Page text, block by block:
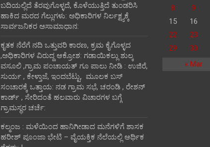
ಬದಿಯಲ್ಲಿದೆ ತೆರವುಗೊಳ್ಳದೆ, ಕೊಳೆಯುತ್ತಿದೆ ತುಂಡರಿಸಿ
ಹಾಕಿದ ಮರದ ಗೆಲ್ಲುಗಳು: ಅಧಿಕಾರಿಗಳ ನಿರ್ಲಕ್ಷ್ಯಕ್ಕೆ
ಸಾರ್ವಜನಿಕರ ಅಸಾಮಾಧಾನ:
ಕೃತಕ ನೆರೆಗೆ ನದಿ ಒತ್ತುವರಿ ಕಾರಣ, ಕ್ರಮ ಕೈಗೊಳ್ಳದ
,ಅಧಿಕಾರಿಗಳ ವಿರುದ್ದ ಆಕ್ರೋಶ: ಗಡಾಯಿಕಲ್ಲು ಶುಲ್ಕ
ವಸೂಲಿ ,ಗ್ರಾಮ ಪಂಚಾಯತ್ ಗೂ ಪಾಲು ನೀಡಿ : ಉಜಿರೆ,
ಸುರ್ಯ , ಕೇಳ್ತಾಜೆ, ಇಂದಬೆಟ್ಟು, ಮೂಲಕ ಬಸ್
ಸಂಚಾರಕ್ಕೆ ಒತ್ತಾಯ: ನಡ ಗ್ರಾಮ ಸಭೆ, ಚರಂಡಿ , ರೇಶನ್
ಕಾರ್ಡ್ , ಸೇರಿದಂತೆ ಹಲವಾರು ವಿಚಾರಗಳ ಬಗ್ಗೆ
ಗ್ರಾಮಸ್ಥರ ಚರ್ಚೆ:
ಕಲ್ಮಂಜ : ಮಳೆಯಿಂದ ಹಾನಿಗೀಡಾದ ಮನೆಗಳಿಗೆ ಶಾಸಕ
ಹರೀಶ್ ಪೂಂಜಾ ಭೇಟಿ – ವೈಯಕ್ತಿಕ ನೆಲೆಯಲ್ಲಿ ಆರ್ಥಿಕ‌
« Mar
8
9
15
16
22
23
29
30